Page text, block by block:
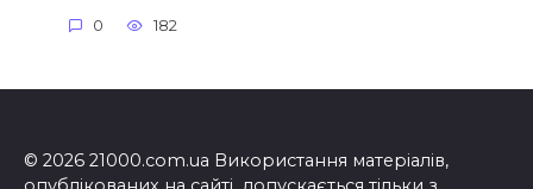
0 182
© 2026 21000.com.ua Використання матеріалів,